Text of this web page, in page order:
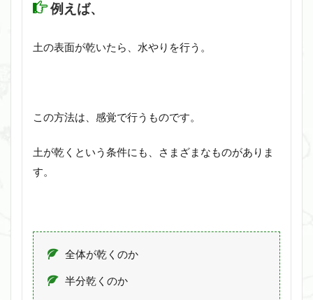
例えば、
土の表面が乾いたら、水やりを行う。
この方法は、感覚で行うものです。
土が乾くという条件にも、さまざまなものがありま
す。
全体が乾くのか
半分乾くのか